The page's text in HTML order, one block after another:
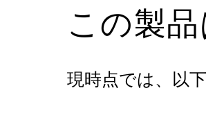
この製
現時点では、以